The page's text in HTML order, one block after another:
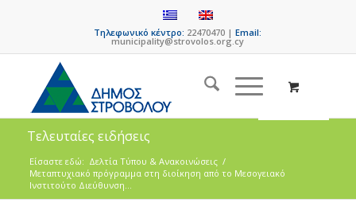
Τηλεφωνικό κέντρο: 22470470 |Email:
municipality@strovolos.org.cy
Τελευταίες ειδήσεις
Είσαστε εδώ: Δελτία Τύπου & Ανακοινώσεις /
Μεταπτυχιακό πρόγραμμα στη διοίκηση από το Μεσογειακό
Ινστιτούτο Διεύθυνση...